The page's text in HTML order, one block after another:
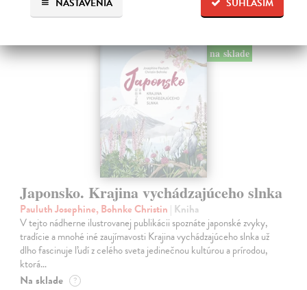
na sklade
Japonsko. Krajina vychádzajúceho slnka
Pauluth Josephine, Bohnke Christin | Kniha
V tejto nádherne ilustrovanej publikácii spoznáte japonské zvyky,
tradície a mnohé iné zaujímavosti Krajina vychádzajúceho slnka už
dlho fascinuje ľudí z celého sveta jedinečnou kultúrou a prírodou,
ktorá…
Na sklade ?